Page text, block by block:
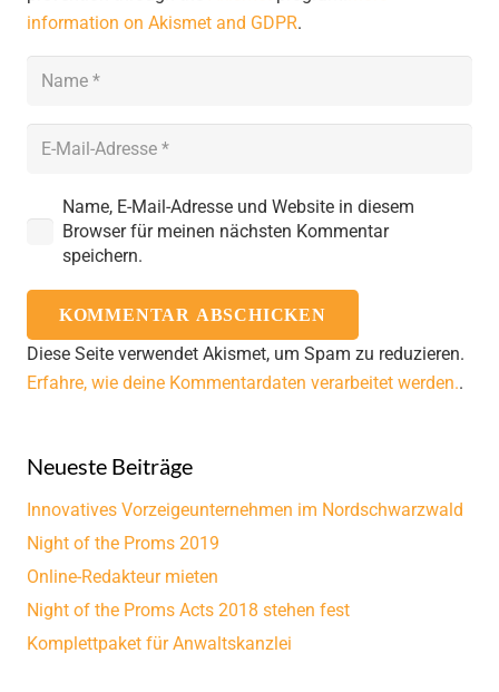
information on Akismet and GDPR.
Name, E-Mail-Adresse und Website in diesem
Browser für meinen nächsten Kommentar
speichern.
KOMMENTAR ABSCHICKEN
Diese Seite verwendet Akismet, um Spam zu reduzieren.
Erfahre, wie deine Kommentardaten verarbeitet werden..
Neueste Beiträge
Innovatives Vorzeigeunternehmen im Nordschwarzwald
Night of the Proms 2019
Online-Redakteur mieten
Night of the Proms Acts 2018 stehen fest
Komplettpaket für Anwaltskanzlei